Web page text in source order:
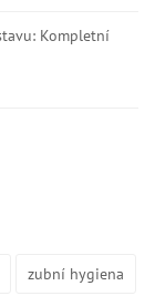
Kompletní
zubní hygiena